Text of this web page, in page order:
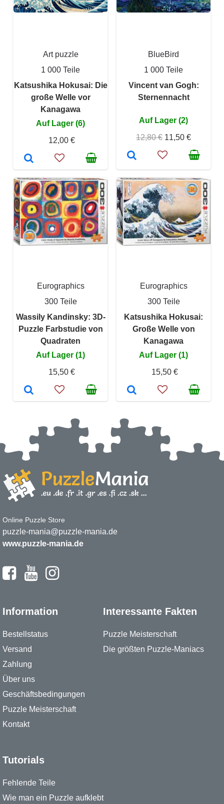
Art puzzle
1 000 Teile
Katsushika Hokusai: Die
große Welle vor
Kanagawa
Auf Lager (6)
12,00 €
BlueBird
1 000 Teile
Vincent van Gogh:
Sternennacht
Auf Lager (2)
12,80 € 11,50 €
Eurographics
300 Teile
Wassily Kandinsky: 3D-
Puzzle Farbstudie von
Quadraten
Auf Lager (1)
15,50 €
Eurographics
300 Teile
Katsushika Hokusai:
Große Welle von
Kanagawa
Auf Lager (1)
15,50 €
Online Puzzle Store
puzzle-mania@puzzle-mania.de
www.puzzle-mania.de
Information
Bestellstatus
Versand
Zahlung
Über uns
Geschäftsbedingungen
Puzzle Meisterschaft
Kontakt
Interessante Fakten
Puzzle Meisterschaft
Die größten Puzzle-Maniacs
Tutorials
Fehlende Teile
Wie man ein Puzzle aufklebt